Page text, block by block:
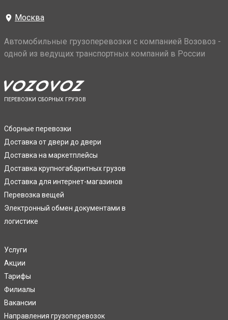
Москва
Автомобильные грузоперевозки с компанией Возовоз -
одной из ведущих транспортных компаний в России
ПЕРЕВОЗКИ СБОРНЫХ ГРУЗОВ
Сборные перевозки
Доставка от двери до двери
Доставка на маркетплейсы
Доставка крупногабаритных грузов
Доставка для интернет-магазинов
Перевозка вещей
Электронный обмен документами в
логистике
Услуги
Акции
Тарифы
Филиалы
Вакансии
Направления грузоперевозок